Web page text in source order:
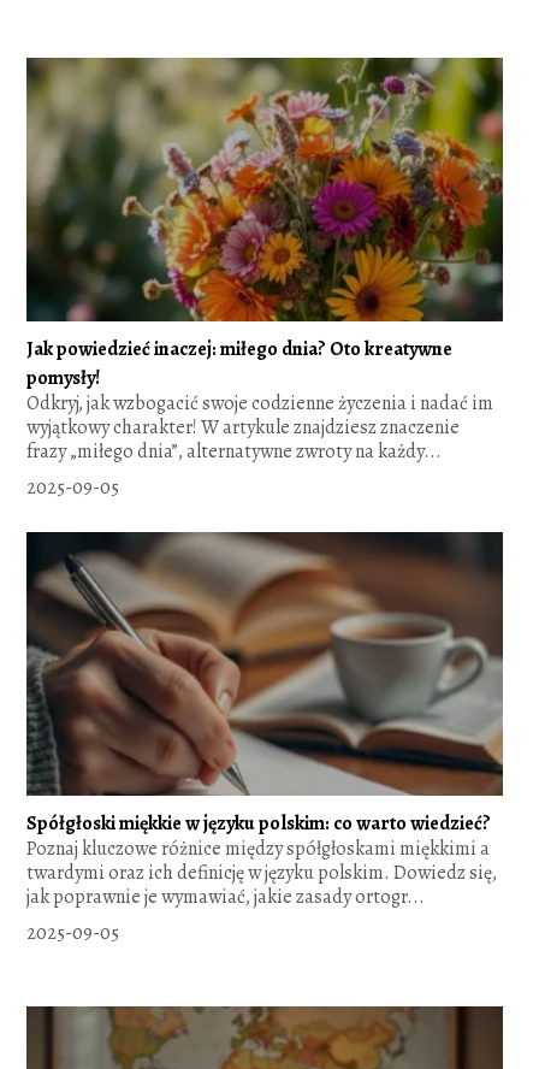
Jak powiedzieć inaczej: miłego dnia? Oto kreatywne
pomysły!
Odkryj, jak wzbogacić swoje codzienne życzenia i nadać im
wyjątkowy charakter! W artykule znajdziesz znaczenie
frazy „miłego dnia”, alternatywne zwroty na każdy...
2025-09-05
Spółgłoski miękkie w języku polskim: co warto wiedzieć?
Poznaj kluczowe różnice między spółgłoskami miękkimi a
twardymi oraz ich definicję w języku polskim. Dowiedz się,
jak poprawnie je wymawiać, jakie zasady ortogr...
2025-09-05